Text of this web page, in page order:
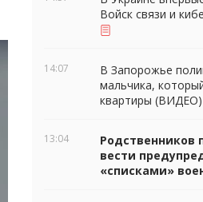
Войск связи и
14:07
В Запорожье
мальчика,
квартиры (ВИДЕО)
13:04
Родственников
вести
«списками»